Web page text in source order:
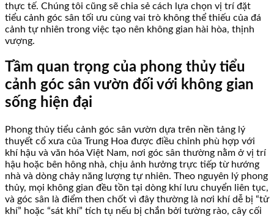
thực tế. Chúng tôi cũng sẽ chia sẻ cách lựa chọn vị trí đặt
tiểu cảnh góc sân tối ưu cùng vai trò không thể thiếu của đá
cảnh tự nhiên trong việc tạo nên không gian hài hòa, thịnh
vượng.
Tầm quan trọng của phong thủy tiểu
cảnh góc sân vườn đối với không gian
sống hiện đại
Phong thủy tiểu cảnh góc sân vườn dựa trên nền tảng lý
thuyết cổ xưa của Trung Hoa được điều chỉnh phù hợp với
khí hậu và văn hóa Việt Nam, nơi góc sân thường nằm ở vị trí
hậu hoặc bên hông nhà, chịu ảnh hưởng trực tiếp từ hướng
nhà và dòng chảy năng lượng tự nhiên. Theo nguyên lý phong
thủy, mọi không gian đều tồn tại dòng khí lưu chuyển liên tục,
và góc sân là điểm then chốt vì đây thường là nơi khí dễ bị “tử
khí” hoặc “sát khí” tích tụ nếu bị chắn bởi tường rào, cây cối